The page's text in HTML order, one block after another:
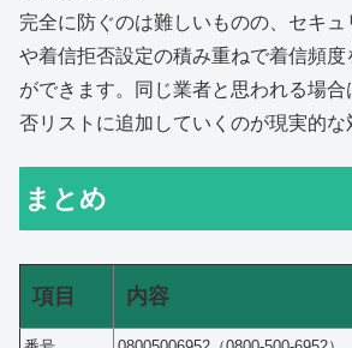
完全に防ぐのは難しいものの、セキュ
や着信拒否設定の積み重ねで着信頻度
ができます。同じ業者と思われる場
否リストに追加していくのが現実的な
まとめ
項目 内容